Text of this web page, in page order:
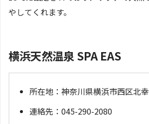
やしてくれます。
横浜天然温泉 SPA EAS
所在地：神奈川県横浜市西区北
連絡先：045-290-2080